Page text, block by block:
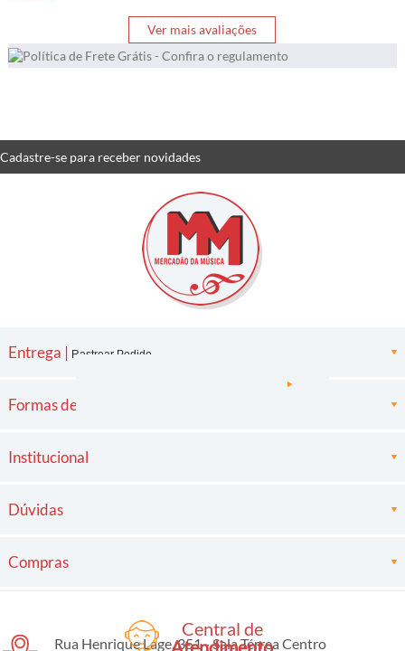
Ver mais avaliações
Cadastre-se para receber novidades
Entrega | Rastrear Pedido
Formas de pagamento
Institucional
Dúvidas
Compras
Central de
Atendimento
Rua Henrique Lage, 351 - Sala Térrea Centro